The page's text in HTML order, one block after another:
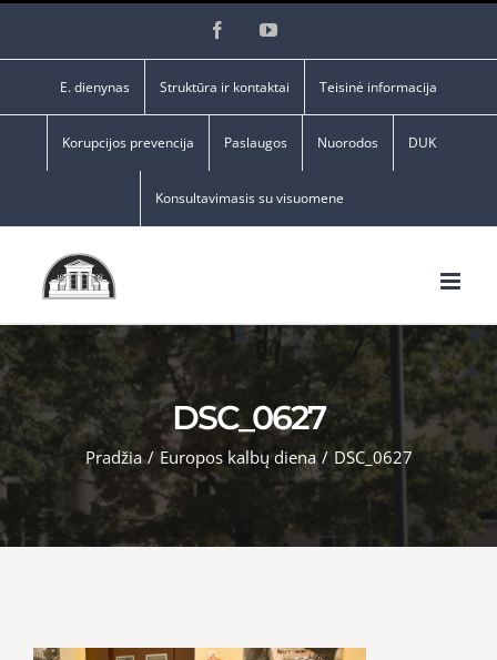
FacebookYouTube
E. dienynas Struktūra ir kontaktai Teisinė informacija
Korupcijos prevencija Paslaugos Nuorodos DUK
Konsultavimasis su visuomene
DSC_0627
Pradžia / Europos kalbų diena / DSC_0627